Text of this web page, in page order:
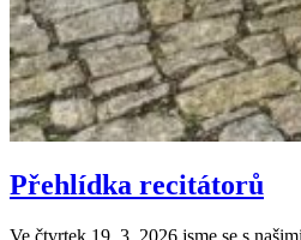
Přehlídka recitátorů